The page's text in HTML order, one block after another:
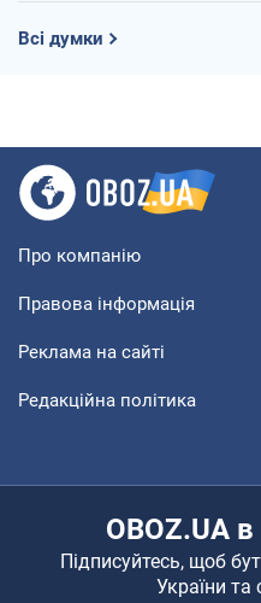
Всі думки
Про компанію
Правова інформація
Реклама на сайті
Редакційна політика
OBOZ.UA
Підписуйтесь, щоб
України та